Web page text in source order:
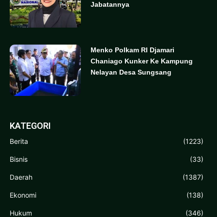
Jabatannya
Menko Polkam RI Djamari
Chaniago Kunker Ke Kampung
Nelayan Desa Sungsang
KATEGORI
Berita (1223)
Bisnis (33)
Daerah (1387)
Ekonomi (138)
Hukum (346)